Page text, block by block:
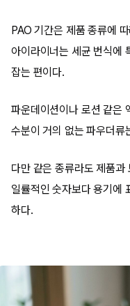
PAO 기간은 제품 종류에
아이라이너는 세균 번식에
잡는 편이다.
파운데이션이나 로션 같은
수분이 거의 없는 파우더류
다만 같은 종류라도 제품과
일률적인 숫자보다 용기에
하다.